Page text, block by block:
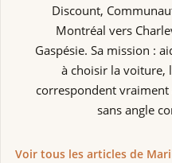
Discount,
Montréal vers
Gaspésie. Sa mission :
à choisir la voiture,
correspondent
sans angle
Voir tous les articles de